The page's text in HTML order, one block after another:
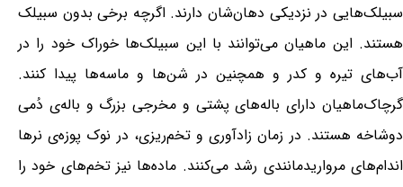
سبیلک‌هایی در نزدیکی دهان‌شان دارند. اگرچه برخی بدون سبیلک
هستند. این ماهیان می‌توانند با این سبیلک‌ها خوراک خود را در
آب‌های تیره و کدر و همچنین در شن‌ها و ماسه‌ها پیدا کنند.
گرچاک‌ماهیان دارای باله‌های پشتی و مخرجی بزرگ و باله‌ی دُمی
دوشاخه هستند. در زمان زادآوری و تخم‌ریزی، در نوک پوزه‌ی نرها
اندام‌های مرواریدمانندی رشد می‌کنند. ماده‌ها نیز تخم‌های خود را